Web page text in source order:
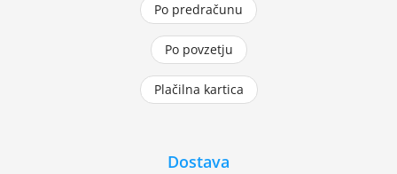
Po predračunu
Po povzetju
Plačilna kartica
Dostava